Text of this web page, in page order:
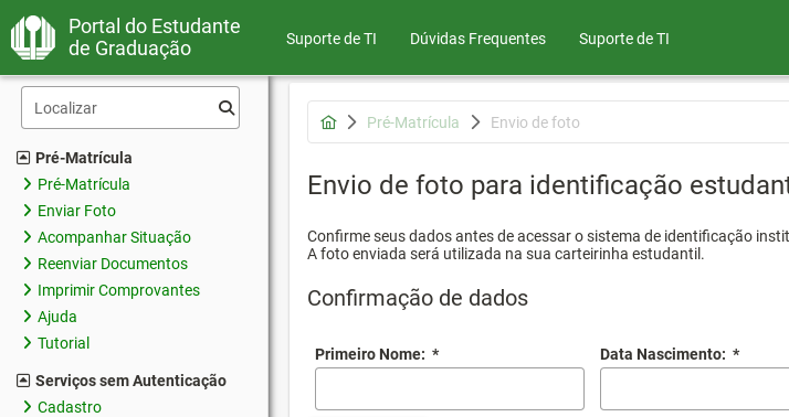
Portal do Estudante
de Graduação
Suporte de TI Dúvidas Frequentes Suporte de TI
Pré-Matrícula
Pré-Matrícula
Enviar Foto
Acompanhar Situação
Reenviar Documentos
Imprimir Comprovantes
Ajuda
Tutorial
Serviços sem Autenticação
Cadastro
Pré-Matrícula Envio de foto
Envio de foto para identificação
Confirme seus dados antes de acessar o sistema de identificação
A foto enviada será utilizada na sua carteirinha estudantil.
Confirmação de dados
Primeiro Nome: * Data Nascimento: *